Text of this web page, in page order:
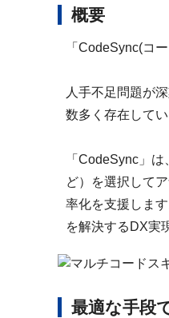
概要
「CodeSync(コ
人手不足問題が
数多く存在してい
「CodeSync」
ど）を選択して
率化を支援しま
を解決するDX実
最適な手段